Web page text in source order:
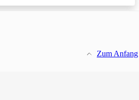
Zum Anfang